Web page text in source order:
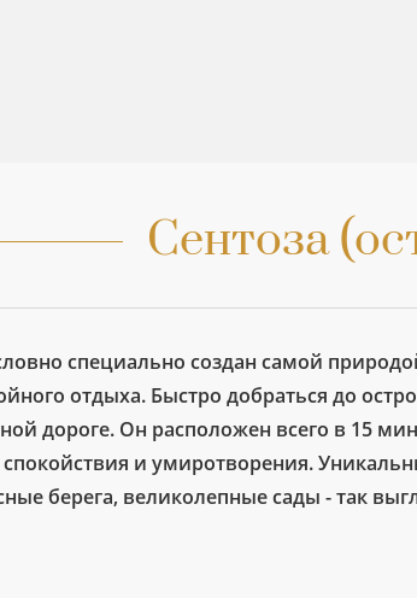
Сентоза
специально создан самой
отдыха. Быстро добраться до
дороге. Он расположен всего в 15
спокойствия и умиротворения.
берега, великолепные сады - так